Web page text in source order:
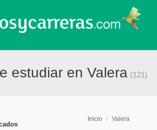
estudiar en Valera (121)
Inicio / Valera